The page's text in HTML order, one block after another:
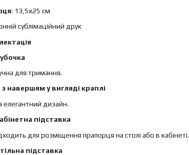
: 13,5х25 см
сублімаційний друк
для тримання.
навершям у вигляді краплі
елегантний дизайн.
підставка
для розміщення прапорця на столі або в кабінеті.
підставка